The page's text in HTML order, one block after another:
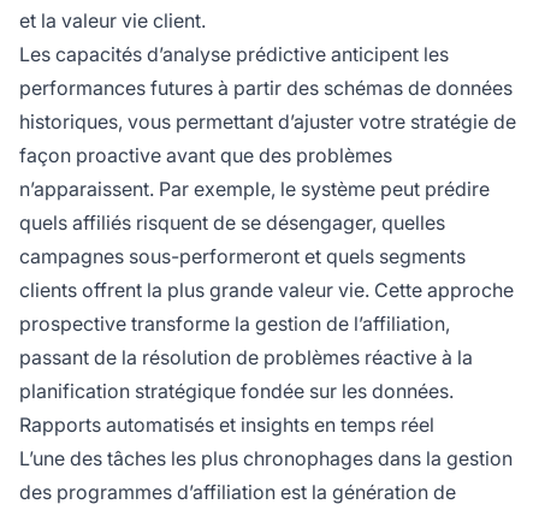
et la valeur vie client.
Les capacités d’analyse prédictive anticipent les
performances futures à partir des schémas de données
historiques, vous permettant d’ajuster votre stratégie de
façon proactive avant que des problèmes
n’apparaissent. Par exemple, le système peut prédire
quels affiliés risquent de se désengager, quelles
campagnes sous-performeront et quels segments
clients offrent la plus grande valeur vie. Cette approche
prospective transforme la gestion de l’affiliation,
passant de la résolution de problèmes réactive à la
planification stratégique fondée sur les données.
Rapports automatisés et insights en temps réel
L’une des tâches les plus chronophages dans la gestion
des programmes d’affiliation est la génération de